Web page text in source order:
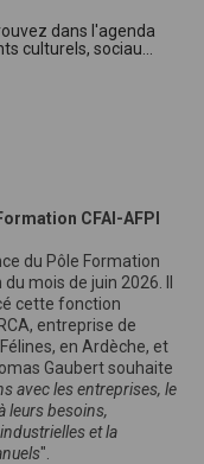
dans l'agenda
culturels, sociau...
CFAI-AFPI
du Pôle Formation
mois de juin 2026. Il
cette fonction
entreprise de
en Ardèche, et
Gaubert souhaite
avec les entreprises, le
leurs besoins,
et la
".